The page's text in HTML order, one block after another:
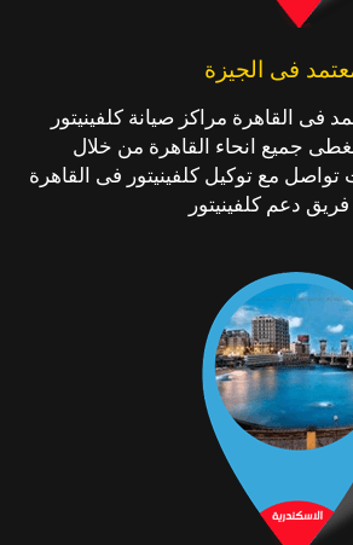
فى الجيزة
فى القاهرة مراكز صيانة كلفينيتور
جميع انحاء القاهرة من خلال
مع توكيل كلفينيتور فى القاهرة
دعم كلفينيتور